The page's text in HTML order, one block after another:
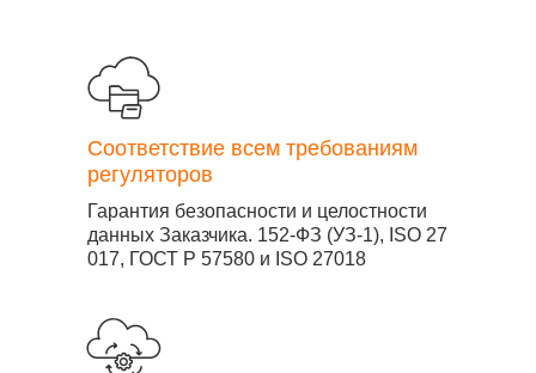
Соответствие всем требованиям
регуляторов
Гарантия безопасности и целостности
данных Заказчика. 152-ФЗ (УЗ-1), ISO 27
017, ГОСТ Р 57580 и ISO 27018